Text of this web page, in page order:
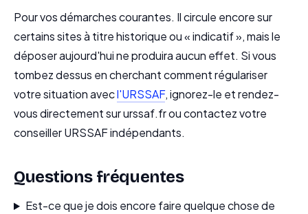
Pour vos démarches courantes. Il circule encore sur
certains sites à titre historique ou « indicatif », mais le
déposer aujourd'hui ne produira aucun effet. Si vous
tombez dessus en cherchant comment régulariser
votre situation avecl'URSSAF, ignorez-le et rendez-
vous directement sur urssaf.fr ou contactez votre
conseiller URSSAF indépendants.
Questions fréquentes
Est-ce que je dois encore faire quelque chose de